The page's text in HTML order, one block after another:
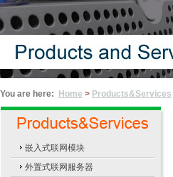
You are here: Home > Products&Services
嵌入式联网模块
外置式联网服务器